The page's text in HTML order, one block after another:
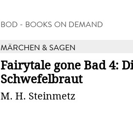
BOD - BOOKS ON DEMAND
MÄRCHEN & SAGEN
Fairytale gone Bad 4:
Schwefelbraut
M. H. Steinmetz